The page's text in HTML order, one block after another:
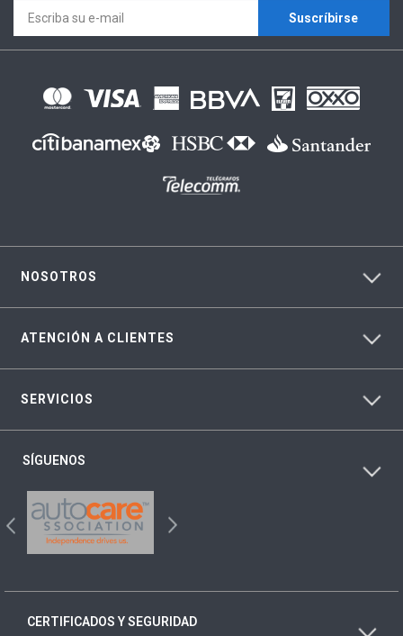
Suscríbirse
NOSOTROS
ATENCIÓN A CLIENTES
SERVICIOS
SÍGUENOS
CERTIFICADOS Y SEGURIDAD